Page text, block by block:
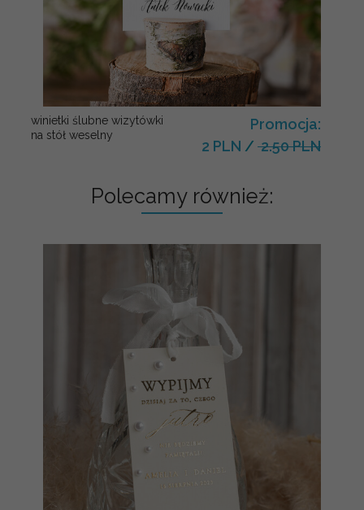
winietki ślubne wizytówki
na stół weselny
Promocja:
2 PLN / 2.50 PLN
Polecamy również: